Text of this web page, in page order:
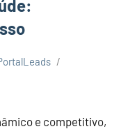
e competitivo,